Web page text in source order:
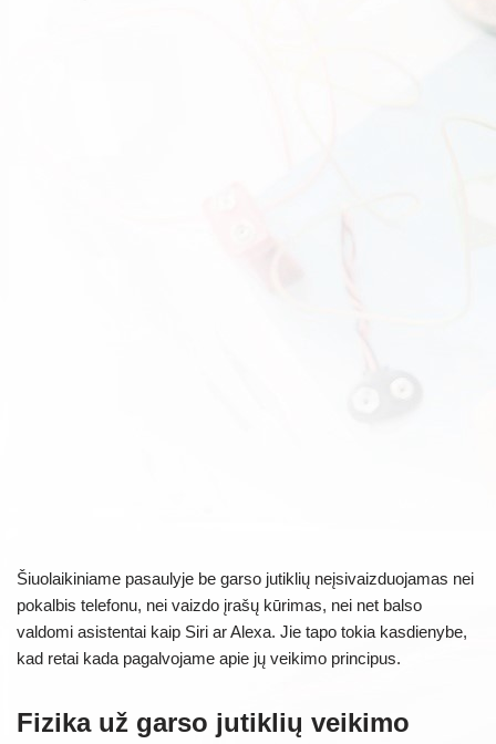
Šiuolaikiniame pasaulyje be garso jutiklių neįsivaizduojamas nei
pokalbis telefonu, nei vaizdo įrašų kūrimas, nei net balso
valdomi asistentai kaip Siri ar Alexa. Jie tapo tokia kasdienybe,
kad retai kada pagalvojame apie jų veikimo principus.
Fizika už garso jutiklių veikimo